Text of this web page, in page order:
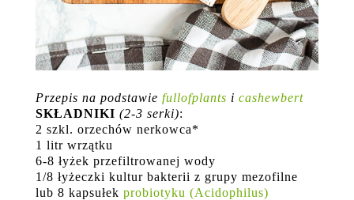
Przepis na podstawie fullofplants i cashewbert
SKŁADNIKI (2-3 serki):
2 szkl. orzechów nerkowca*
1 litr wrzątku
6-8 łyżek przefiltrowanej wody
1/8 łyżeczki kultur bakterii z grupy mezofilne
lub 8 kapsułek probiotyku (Acidophilus)